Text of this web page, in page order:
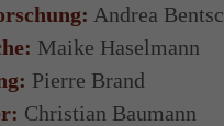
Andrea
Maike Haselmann
Pierre Brand
Christian Baumann